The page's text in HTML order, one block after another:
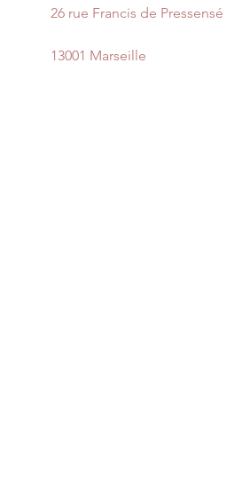
26 rue Francis de Pressensé
13001 Marseille